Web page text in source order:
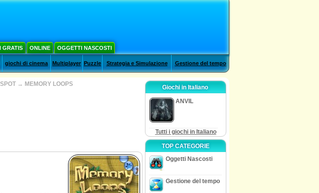
GRATIS ONLINE OGGETTI NASCOSTI
giochi di cinema Multiplayer Puzzle Strategia e Simulazione Gestione del tempo
→ MEMORY LOOPS
Giochi in Italiano
ANVIL
Tutti i giochi in Italiano
TOP CATEGORIE
Oggetti Nascosti
Gestione del tempo